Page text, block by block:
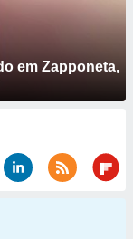
em Zapponeta,